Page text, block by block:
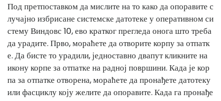
Под претпоставком да мислите на то како да опоравите с
лучајно избрисане системске датотеке у оперативном си
стему Виндовс 10, ево кратког прегледа онога што треба
да урадите. Прво, мораћете да отворите корпу за отпатк
е. Да бисте то урадили, једноставно двапут кликните на
икону корпе за отпатке на радној површини. Када је кор
па за отпатке отворена, мораћете да пронађете датотеку
или фасциклу коју желите да опоравите. Када га пронађе